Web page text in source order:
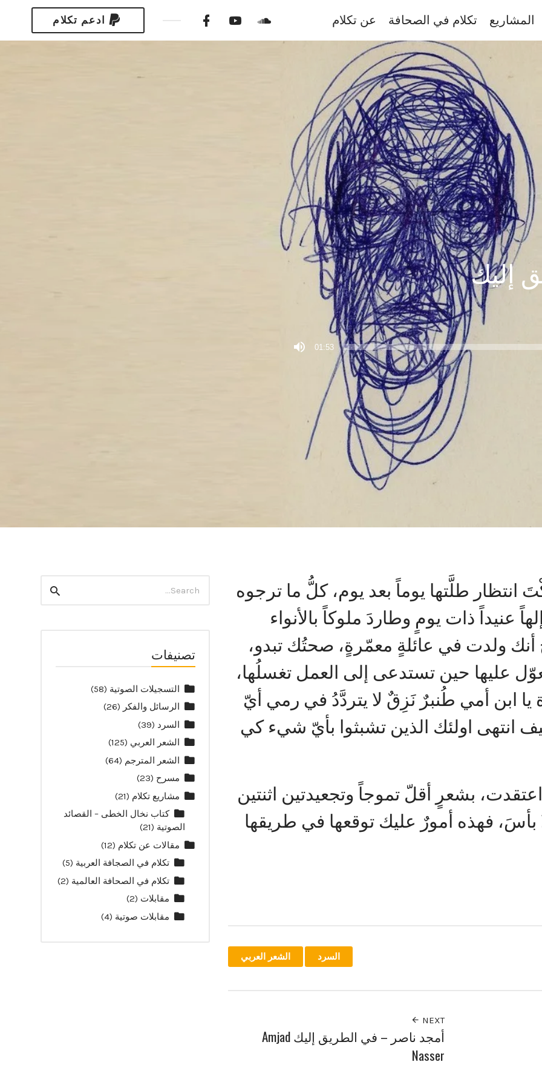
المشاريع تكلام في الصحافة عن تكلام ادعم تكلام
إليك
01:53
انتظار طلَّتها يوماً بعد يوم، كلُّ ما ترجوه
عنيداً ذات يومٍ وطاردَ ملوكاً بالأنواء
أنك ولدت في عائلةٍ معمّرةٍ، صحتُك تبدو،
عليها حين تستدعى إلى العمل تغسلُها،
يا ابن أمي طُنبرٌ نَزِقٌ لا يتردَّدُ في رمي أيّ
انتهى اولئك الذين تشبثوا بأيّ شيء كي
بشعرٍ أقلّ تموجاً وتجعيدتين اثنتين
بأسَ، فهذه أمورٌ عليك توقعها في طريقها
السرد الشعر العربي
NEXT
أمجد ناصر – في الطريق إليك Amjad
Nasser
for:
Search
تصنيفات
التسجيلات الصوتية (58)
الرسائل والفكر (26)
السرد (39)
الشعر العربي (125)
الشعر المترجم (64)
مسرح (23)
مشاريع تكلام (21)
كتاب نخال الخطى – القصائد
الصوتية (21)
مقالات عن تكلام (12)
تكلام في الصجافة العربية (5)
تكلام في الصحافة العالمية (2)
مقابلات (2)
مقابلات صوتية (4)